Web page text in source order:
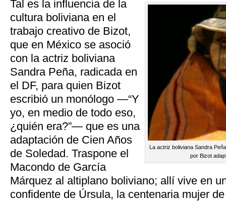
La actriz boliviana Sandra
por Bizot
Tal es la influencia de la
cultura boliviana en el
trabajo creativo de Bizot,
que en México se asoció
con la actriz boliviana
Sandra Peña, radicada en
el DF, para quien Bizot
escribió un monólogo —“Y
yo, en medio de todo eso,
¿quién era?”— que es una
adaptación de Cien Años
de Soledad. Traspone el
Macondo de García
Márquez al altiplano boliviano; allí vive en
confidente de Úrsula, la centenaria mujer